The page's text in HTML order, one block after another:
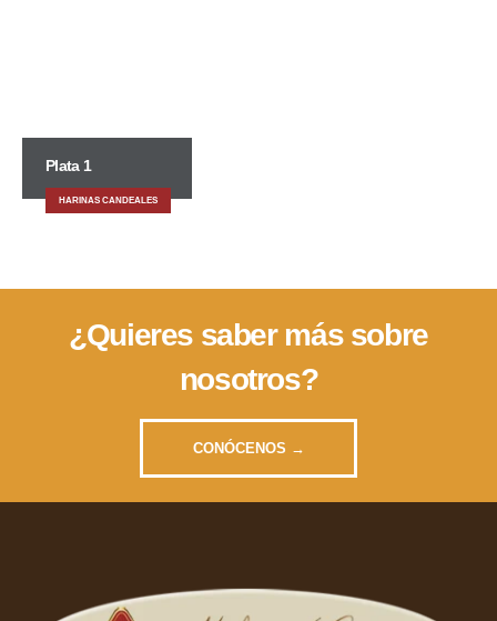
Plata 1
HARINAS CANDEALES
¿Quieres saber más sobre
nosotros?
CONÓCENOS →